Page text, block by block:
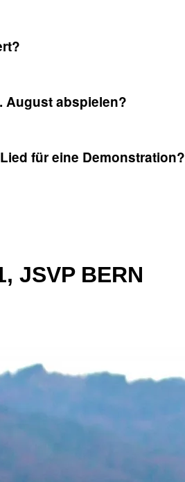
August abspielen?
für eine Demonstration?
JSVP BERN